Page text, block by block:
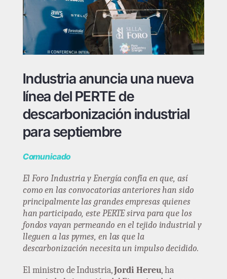
Industria anuncia una nueva
línea del PERTE de
descarbonización industrial
para septiembre
Comunicado
El Foro Industria y Energía confía en que, así
como en las convocatorias anteriores han sido
principalmente las grandes empresas quienes
han participado, este PERTE sirva para que los
fondos vayan permeando en el tejido industrial y
lleguen a las pymes, en las que la
descarbonización necesita un impulso decidido.
El ministro de Industria,Jordi Hereu, ha